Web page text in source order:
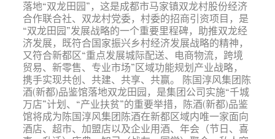
落地“双龙田园”，这是成都市马家镇双龙村股份经济
合作联合社、双龙村党委，村委的招商引资项目，是
“双龙田园”发展战略的一个重要里程碑，助推双龙经
济发展，既符合国家振兴乡村经济发展战略的精神，
又符合新都区“重点发展城际配送、电商物流，跨境
贸易、新零售、专业市场”区域功能规划产业战略，
携手实现共创、共建、共享、共赢。 陈国淳风集团陈
酒(新都)品鉴馆落地双龙田园，是集团公司实施“千城
万店”计划、“产业扶贫”的重要举措，陈酒(新都)品鉴
馆将成为陈国淳风集团陈酒在新都区域内唯一家面向
酒店、超市、加盟店以及企业用酒、年会（节日、喜